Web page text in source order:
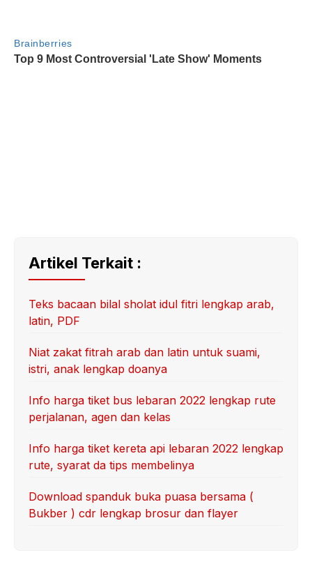
Artikel Terkait :
Teks bacaan bilal sholat idul fitri lengkap arab,
latin, PDF
Niat zakat fitrah arab dan latin untuk suami,
istri, anak lengkap doanya
Info harga tiket bus lebaran 2022 lengkap rute
perjalanan, agen dan kelas
Info harga tiket kereta api lebaran 2022 lengkap
rute, syarat da tips membelinya
Download spanduk buka puasa bersama (
Bukber ) cdr lengkap brosur dan flayer